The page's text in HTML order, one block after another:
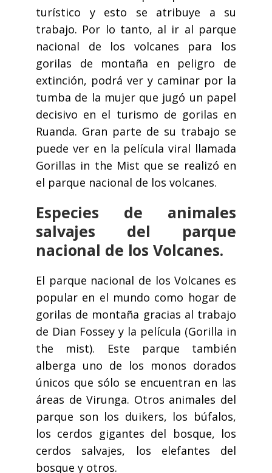
turístico y esto se atribuye a su
trabajo. Por lo tanto, al ir al parque
nacional de los volcanes para los
gorilas de montaña en peligro de
extinción, podrá ver y caminar por la
tumba de la mujer que jugó un papel
decisivo en el turismo de gorilas en
Ruanda. Gran parte de su trabajo se
puede ver en la película viral llamada
Gorillas in the Mist que se realizó en
el parque nacional de los volcanes.
Especies de animales
salvajes del parque
nacional de los Volcanes.
El parque nacional de los Volcanes es
popular en el mundo como hogar de
gorilas de montaña gracias al trabajo
de Dian Fossey y la película (Gorilla in
the mist). Este parque también
alberga uno de los monos dorados
únicos que sólo se encuentran en las
áreas de Virunga. Otros animales del
parque son los duikers, los búfalos,
los cerdos gigantes del bosque, los
cerdos salvajes, los elefantes del
bosque y otros.